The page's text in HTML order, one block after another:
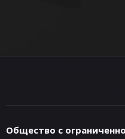
Общество с